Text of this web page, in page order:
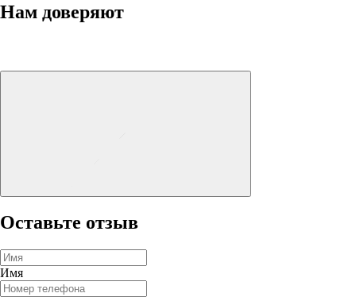
Нам доверяют
Оставьте отзыв
Имя